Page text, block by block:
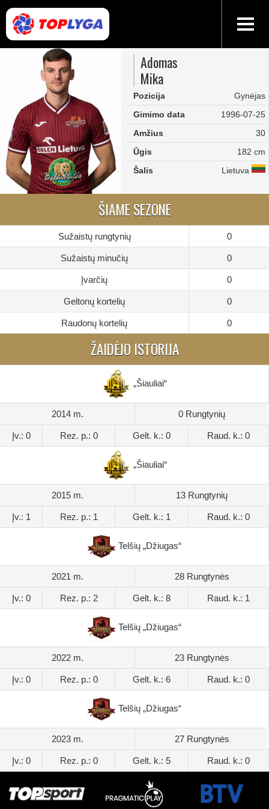
Adomas
Mika
Pozicija
Gynėjas
Gimimo data
1996-07-25
Amžius
30
Ūgis
182 cm
Šalis
Lietuva
ŠIAME SEZONE
Sužaistų rungtynių 0
Sužaistų minučių 0
Įvarčių 0
Geltonų kortelių 0
Raudonų kortelių 0
ŽAIDĖJO ISTORIJA
„Šiauliai“
2014 m. 0 Rungtynių
Įv.: 0 Rez. p.: 0 Gelt. k.: 0 Raud. k.: 0
„Šiauliai“
2015 m. 13 Rungtynių
Įv.: 1 Rez. p.: 1 Gelt. k.: 1 Raud. k.: 0
Telšių „Džiugas“
2021 m. 28 Rungtynės
Įv.: 0 Rez. p.: 2 Gelt. k.: 8 Raud. k.: 1
Telšių „Džiugas“
2022 m. 23 Rungtynės
Įv.: 0 Rez. p.: 0 Gelt. k.: 6 Raud. k.: 0
Telšių „Džiugas“
2023 m. 27 Rungtynės
Įv.: 0 Rez. p.: 0 Gelt. k.: 5 Raud. k.: 0